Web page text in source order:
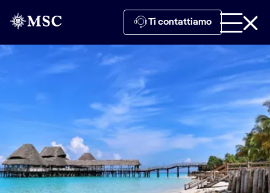
Ti contattiamo